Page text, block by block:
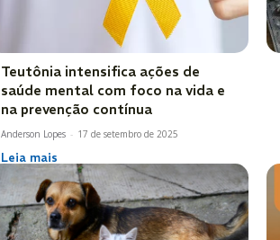
Teutônia intensifica ações de
saúde mental com foco na vida e
na prevenção contínua
Anderson Lopes - 17 de setembro de 2025
Leia mais